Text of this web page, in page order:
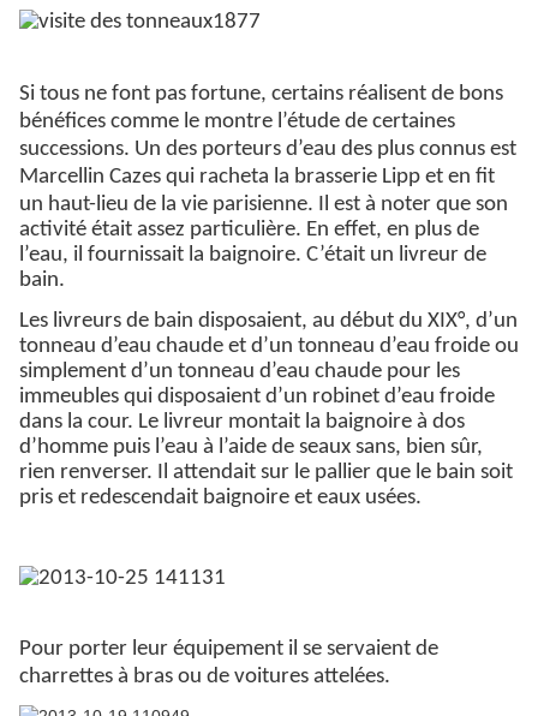
Si tous ne font pas fortune, certains réalisent de bons
bénéfices comme le montre l’étude de certaines
successions. Un des porteurs d’eau des plus connus est
Marcellin Cazes qui racheta la brasserie Lipp et en fit
un haut-lieu de la vie parisienne.
Il est à noter que son
activité était assez particulière. En effet, en plus de
l’eau, il fournissait la baignoire. C’était un livreur de
bain.
Les livreurs de bain disposaient, au début du XIX°, d’un
tonneau d’eau chaude et d’un tonneau d’eau froide ou
simplement d’un tonneau d’eau chaude pour les
immeubles qui disposaient d’un robinet d’eau froide
dans la cour. Le livreur montait la baignoire à dos
d’homme puis l’eau à l’aide de seaux sans, bien sûr,
rien renverser. Il attendait sur le pallier que le bain soit
pris et redescendait baignoire et eaux usées.
Pour porter leur équipement il se servaient de
charrettes à bras ou de voitures attelées.